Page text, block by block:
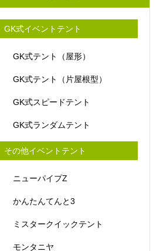
GK式イベントテント
GK式テント（屋形）
GK式テント（片屋根型）
GK式スピードテント
GK式ランダムテント
その他イベントテント
ニューパイプZ
かんたんてんと3
ミスタークイックテント
モンタニヤ